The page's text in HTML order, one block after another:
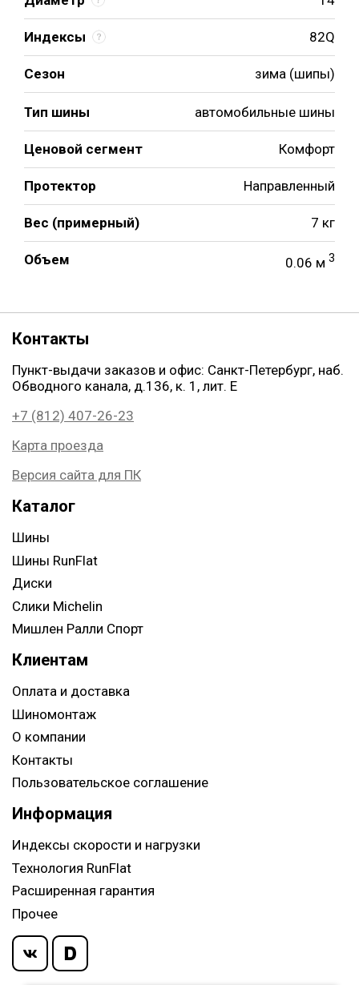
Индексы 82Q
Сезон зима (шипы)
Тип шины автомобильные шины
Ценовой сегмент Комфорт
Протектор Направленный
Вес (примерный) 7 кг
Объем 0.06 м 3
Контакты
Пункт-выдачи заказов и офис: Санкт-Петербург, наб.
Обводного канала, д.136, к. 1, лит. Е
+7 (812) 407-26-23
Карта проезда
Версия сайта для ПК
Каталог
Шины
Шины RunFlat
Диски
Слики Michelin
Мишлен Ралли Спорт
Клиентам
Оплата и доставка
Шиномонтаж
О компании
Контакты
Пользовательское соглашение
Информация
Индексы скорости и нагрузки
Технология RunFlat
Расширенная гарантия
Прочее